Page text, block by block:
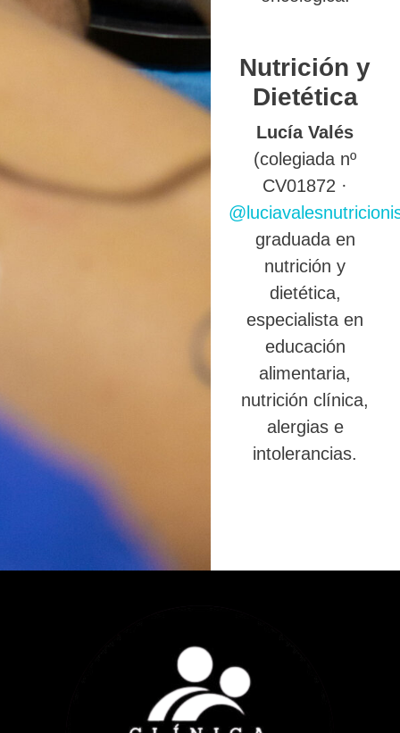
Nutrición y
Dietética
Lucía Valés
(colegiada nº
CV01872 ·
graduada en
nutrición y
dietética,
especialista en
educación
alimentaria,
nutrición clínica,
alergias e
intolerancias.